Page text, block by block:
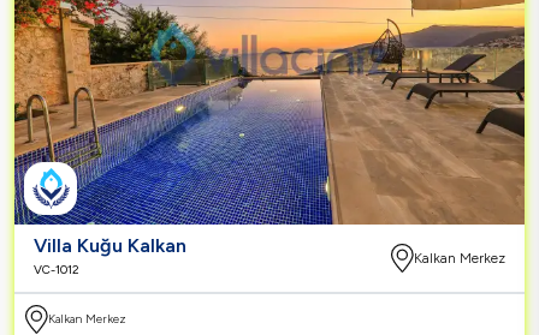
Villa Kuğu Kalkan
VC-1012
Kalkan Merkez
Kalkan Merkez